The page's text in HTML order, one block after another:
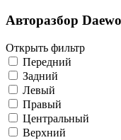
Авторазбор
Открыть фильтр
Передний
Задний
Левый
Правый
Центральный
Верхний